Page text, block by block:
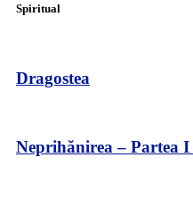
Spiritual
Dragostea
Neprihănirea – Partea